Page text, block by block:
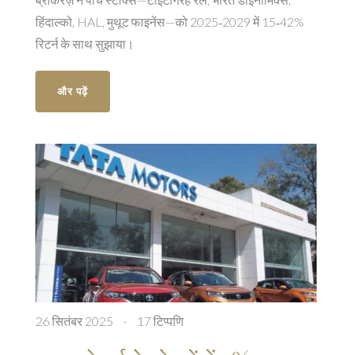
हिंदाल्को, HAL, मुथूट फाइनेंस—को 2025‑2029 में 15‑42%
रिटर्न के साथ सुझाया।
और पढ़ें
26 सितंबर 2025 · 17 टिप्पणि